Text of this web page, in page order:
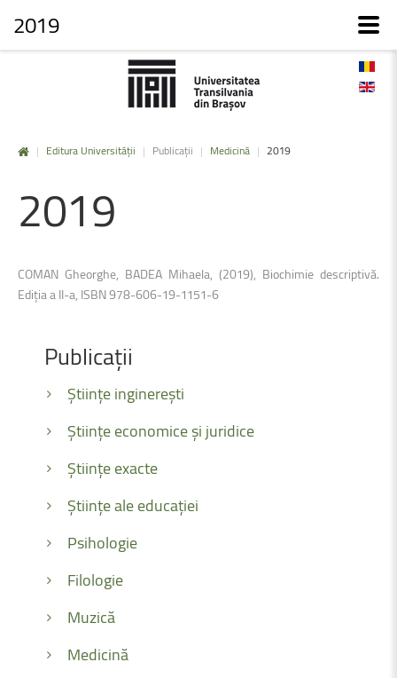
| Editura Universității | Publicații | Medicină | 2019
2019
COMAN Gheorghe, BADEA Mihaela, (2019), Biochimie descriptivă.
Ediția a II-a, ISBN 978-606-19-1151-6
Publicații
Științe inginerești
Științe economice și juridice
Științe exacte
Științe ale educației
Psihologie
Filologie
Muzică
Medicină
2019